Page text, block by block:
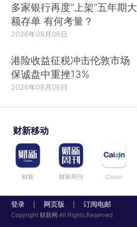
多家银行再度“上架”五年期大
额存单 有何考量？
2026年08月06日
港险收益征税冲击伦敦市场
保诚盘中重挫13%
2026年08月06日
财新移动
财新 财新周刊 Caixin
登录 网页版 订阅电邮
Copyright 财新网 All Rights Reserved